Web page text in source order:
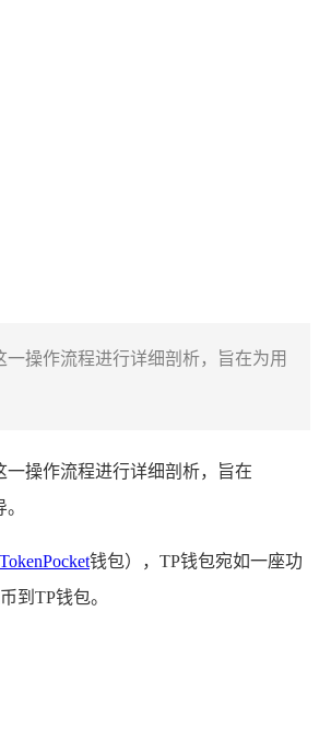
操作流程进行详细剖析，旨在为用
操作流程进行详细剖析，旨在
TokenPocket钱包），TP钱包宛如一座功
到TP钱包。